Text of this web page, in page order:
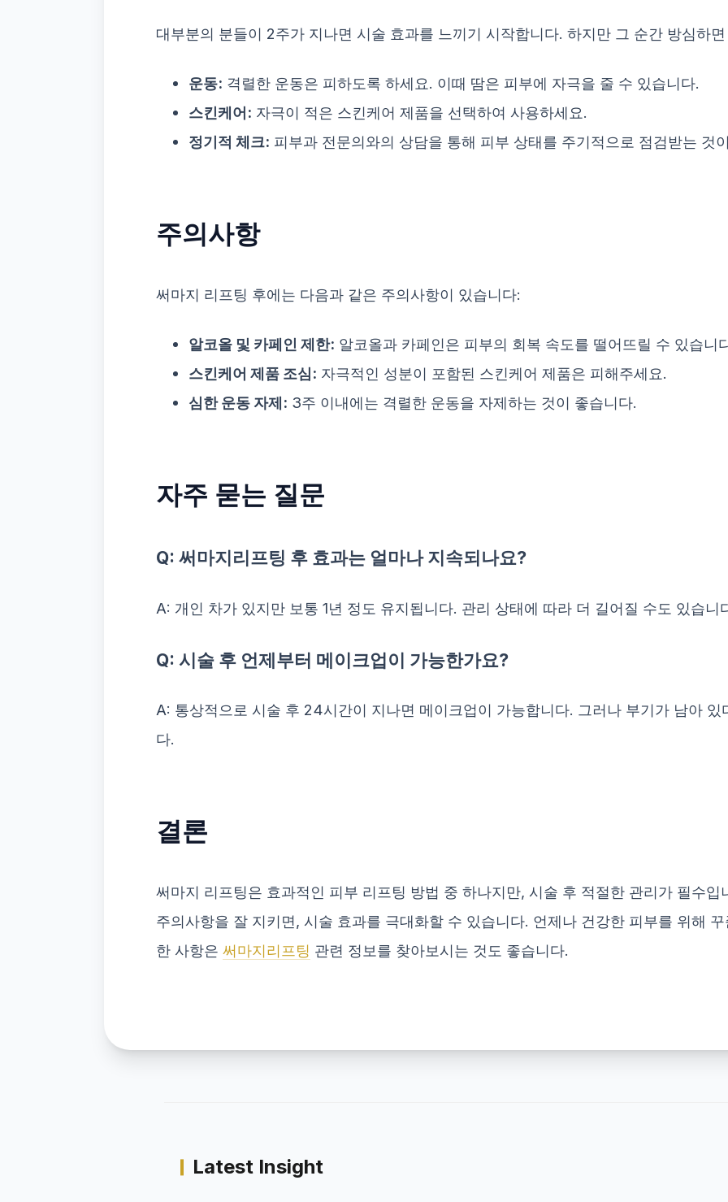
대부분의 분들이 2주가 지나면 시술 효과를 느끼기 시작합니다. 하지만 그 순간 방심하
운동: 격렬한 운동은 피하도록 하세요. 이때 땀은 피부에 자극을 줄 수 있습니다.
스킨케어: 자극이 적은 스킨케어 제품을 선택하여 사용하세요.
정기적 체크: 피부과 전문의와의 상담을 통해 피부 상태를 주기적으로 점검받는 것
주의사항
써마지 리프팅 후에는 다음과 같은 주의사항이 있습니다:
알코올 및 카페인 제한: 알코올과 카페인은 피부의 회복 속도를 떨어뜨릴 수 있습니
스킨케어 제품 조심: 자극적인 성분이 포함된 스킨케어 제품은 피해주세요.
심한 운동 자제: 3주 이내에는 격렬한 운동을 자제하는 것이 좋습니다.
자주 묻는 질문
Q: 써마지리프팅 후 효과는 얼마나 지속되나요?
A: 개인 차가 있지만 보통 1년 정도 유지됩니다. 관리 상태에 따라 더 길어질 수도 있습니
Q: 시술 후 언제부터 메이크업이 가능한가요?
A: 통상적으로 시술 후 24시간이 지나면 메이크업이 가능합니다. 그러나 부기가 남아 있
다.
결론
써마지 리프팅은 효과적인 피부 리프팅 방법 중 하나지만, 시술 후 적절한 관리가 필수
주의사항을 잘 지키면, 시술 효과를 극대화할 수 있습니다. 언제나 건강한 피부를 위해
한 사항은 써마지리프팅 관련 정보를 찾아보시는 것도 좋습니다.
Latest Insight